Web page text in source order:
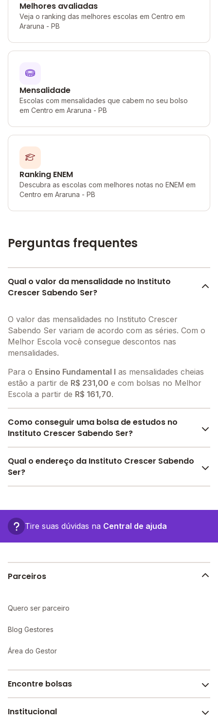
Melhores avaliadas
Veja o ranking das melhores escolas em Centro em
Araruna - PB
Mensalidade
Escolas com mensalidades que cabem no seu bolso
em Centro em Araruna - PB
Ranking ENEM
Descubra as escolas com melhores notas no ENEM em
Centro em Araruna - PB
Perguntas frequentes
Qual o valor da mensalidade no Instituto
Crescer Sabendo Ser?
O valor das mensalidades no Instituto Crescer
Sabendo Ser variam de acordo com as séries. Com o
Melhor Escola você consegue descontos nas
mensalidades.
Para o Ensino Fundamental I as mensalidades cheias
estão a partir de R$ 231,00 e com bolsas no Melhor
Escola a partir de R$ 161,70.
Como conseguir uma bolsa de estudos no
Instituto Crescer Sabendo Ser?
O Melhor Escola oferece descontos para o Instituto
Crescer Sabendo Ser a partir de
. Faça sua
Qual o endereço da Instituto Crescer Sabendo
Ser?
Cristiano Mulfler, 272 - Araruna - PB.
Tire suas dúvidas na Central de ajuda
Parceiros
Quero ser parceiro
Blog Gestores
Área do Gestor
Encontre bolsas
Melhores escolas de São Paulo
Institucional